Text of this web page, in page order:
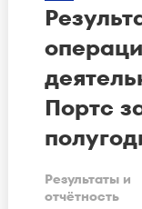
Портс
Результаты и
отчётность